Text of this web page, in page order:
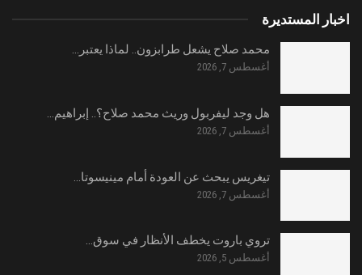
اخبار المستديرة
محمد صلاح يشعل طرابزون.. لماذا يعتبر…
أغسطس 7, 2026
هل وجد ليفربول وريث محمد صلاح؟.. إبراهيم…
أغسطس 7, 2026
تيغريس يبحث عن العودة أمام مينيسوتا…
أغسطس 7, 2026
تروي باروت يخطف الأنظار في سوق…
أغسطس 5, 2026